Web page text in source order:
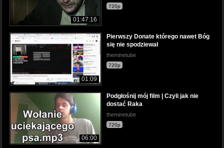
01:47:16
720p
01:09
Pierwszy Donate którego nawet Bóg
się nie spodziewał
theminetube
720p
06:00
Podgłośnij mój film | Czyli jak nie
dostać Raka
theminetube
720p